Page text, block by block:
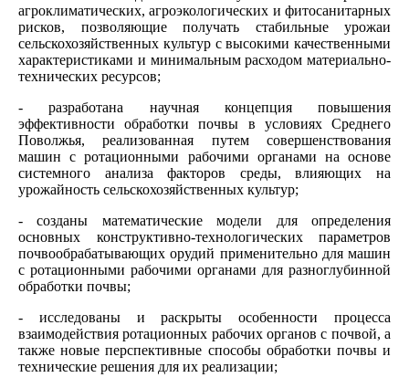
агроклиматических, агроэкологических и фитосанитарных
рисков, позволяющие получать стабильные урожаи
сельскохозяйственных культур с высокими качественными
характеристиками и минимальным расходом материально-
технических ресурсов;
- разработана научная концепция повышения
эффективности обработки почвы в условиях Среднего
Поволжья, реализованная путем совершенствования
машин с ротационными рабочими органами на основе
системного анализа факторов среды, влияющих на
урожайность сельскохозяйственных культур;
- созданы математические модели для определения
основных конструктивно-технологических параметров
почвообрабатывающих орудий применительно для машин
с ротационными рабочими органами для разноглубинной
обработки почвы;
- исследованы и раскрыты особенности процесса
взаимодействия ротационных рабочих органов с почвой, а
также новые перспективные способы обработки почвы и
технические решения для их реализации;